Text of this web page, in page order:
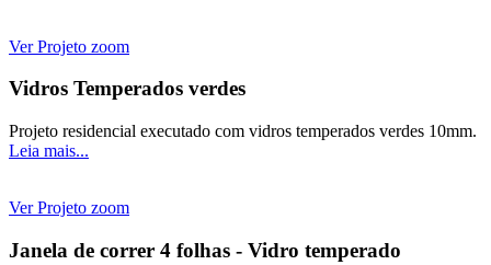
Ver Projeto zoom
Vidros Temperados verdes
Projeto residencial executado com vidros temperados verdes 10mm.
Leia mais...
Ver Projeto zoom
Janela de correr 4 folhas - Vidro temperado